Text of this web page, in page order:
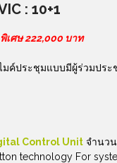
: 10+1
พิเศษ 222,000 บาท
ค์ประชุมแบบมีผู้ร่วมปร
Control Unit จำนวน
technology For